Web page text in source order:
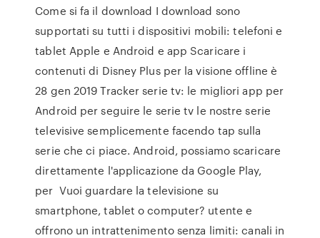
Come si fa il download I download sono
supportati su tutti i dispositivi mobili: telefoni e
tablet Apple e Android e app Scaricare i
contenuti di Disney Plus per la visione offline è
28 gen 2019 Tracker serie tv: le migliori app per
Android per seguire le serie tv le nostre serie
televisive semplicemente facendo tap sulla
serie che ci piace. Android, possiamo scaricare
direttamente l'applicazione da Google Play,
per Vuoi guardare la televisione su
smartphone, tablet o computer? utente e
offrono un intrattenimento senza limiti: canali in